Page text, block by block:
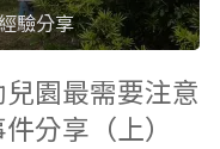
驗分享
園最需要注意
分享（上）